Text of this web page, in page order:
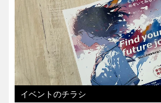
イベントのチラシ